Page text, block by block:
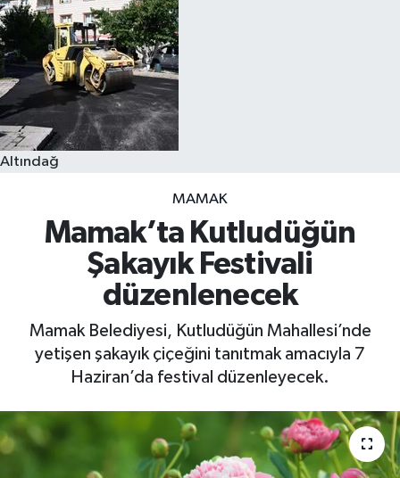
Altındağ
MAMAK
Mamak’ta Kutludüğün
Şakayık Festivali
düzenlenecek
Mamak Belediyesi, Kutludüğün Mahallesi’nde
yetişen şakayık çiçeğini tanıtmak amacıyla 7
Haziran’da festival düzenleyecek.